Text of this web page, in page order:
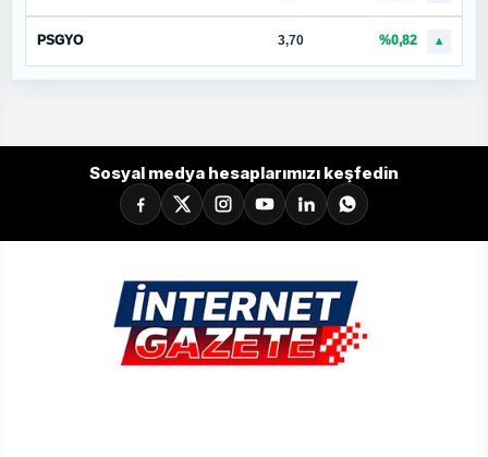
PSGYO 3,70 %0,82 ▲
Sosyal medya hesaplarımızı keşfedin